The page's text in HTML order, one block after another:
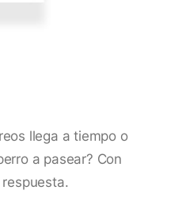
llega a tiempo o
a pasear? Con